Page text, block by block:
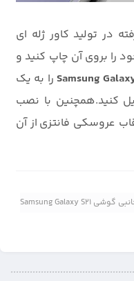
در تولید کاور ژله ای
را بروی آن چاپ کنید و
را به یک
کنید.همچنین با نصب
عروسکی فانتزی از آن
لوازم جانبی گوشی Samsung Galaxy S21